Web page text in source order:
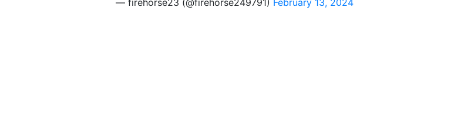
— firehorse23 (@firehorse249791) February 13, 2024